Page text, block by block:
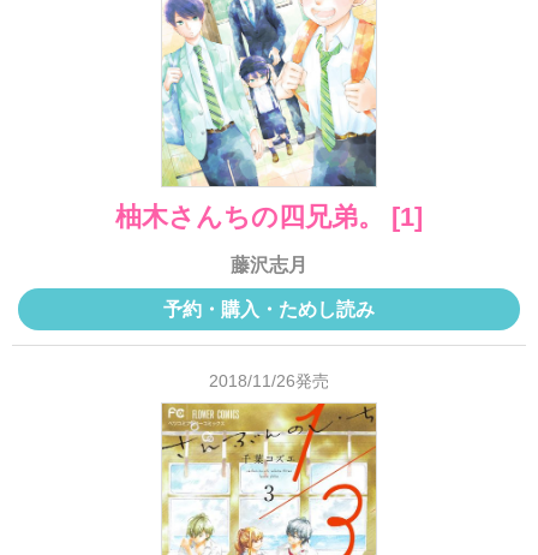
柚木さんちの四兄弟。 [1]
藤沢志月
予約・購入・ためし読み
2018/11/26発売